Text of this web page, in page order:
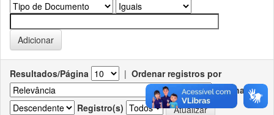
Resultados/Página | Ordenar registros por
Ordenar
Registro(s)